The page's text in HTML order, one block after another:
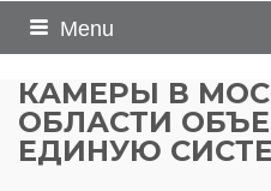
Menu
КАМЕРЫ В
ОБЛАСТИ
ЕДИНУЮ